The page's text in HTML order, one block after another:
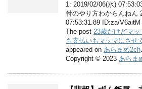
1: 2019/02/06(水)
付のやり方わからんねん
07:53:31.89 ID:za/
The post 23歳だけどマ
も支払いもマッマにさせ
appeared on あらまめ2ch.
Copyright © 2023 あらま